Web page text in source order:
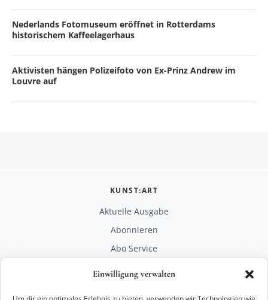
Einwilligung verwalten
Nederlands Fotomuseum eröffnet in Rotterdams
historischem Kaffeelagerhaus
Aktivisten hängen Polizeifoto von Ex-Prinz Andrew im
Louvre auf
KUNST:ART
Aktuelle Ausgabe
Abonnieren
Abo Service